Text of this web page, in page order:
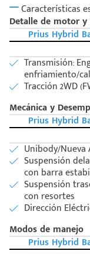
Características
Detalle de motor
Prius Hybrid
Transmisión:
enfriamiento/
Tracción 2WD
Mecánica y
Prius Hybrid
Unibody/Nueva
Suspensión
con barra
Suspensión
con resortes
Dirección
Modos de manejo
Prius Hybrid